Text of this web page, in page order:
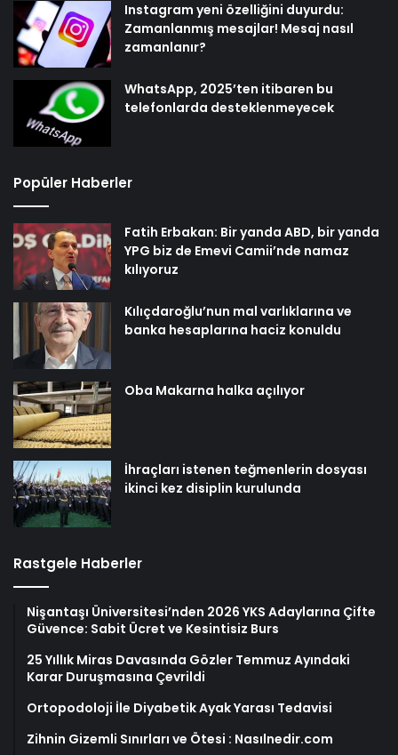
Instagram yeni özelliğini duyurdu:
Zamanlanmış mesajlar! Mesaj nasıl
zamanlanır?
WhatsApp, 2025’ten itibaren bu
telefonlarda desteklenmeyecek
Popüler Haberler
Fatih Erbakan: Bir yanda ABD, bir yanda
YPG biz de Emevi Camii’nde namaz
kılıyoruz
Kılıçdaroğlu’nun mal varlıklarına ve
banka hesaplarına haciz konuldu
Oba Makarna halka açılıyor
İhraçları istenen teğmenlerin dosyası
ikinci kez disiplin kurulunda
Rastgele Haberler
Nişantaşı Üniversitesi’nden 2026 YKS Adaylarına Çifte
Güvence: Sabit Ücret ve Kesintisiz Burs
25 Yıllık Miras Davasında Gözler Temmuz Ayındaki
Karar Duruşmasına Çevrildi
Ortopodoloji İle Diyabetik Ayak Yarası Tedavisi
Zihnin Gizemli Sınırları ve Ötesi : Nasılnedir.com